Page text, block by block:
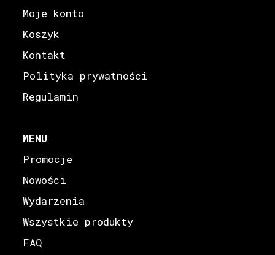
Moje konto
Koszyk
Kontakt
Polityka prywatności
Regulamin
MENU
Promocje
Nowości
Wydarzenia
Wszystkie produkty
FAQ